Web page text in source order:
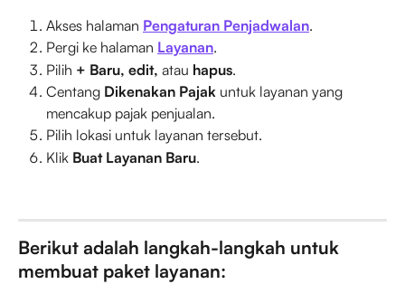
Akses halaman Pengaturan Penjadwalan.
Pergi ke halaman Layanan.
Pilih + Baru, edit, atau hapus.
Centang Dikenakan Pajak untuk layanan yang
mencakup pajak penjualan.
Pilih lokasi untuk layanan tersebut.
Klik Buat Layanan Baru.
Berikut adalah langkah-langkah untuk
membuat paket layanan: